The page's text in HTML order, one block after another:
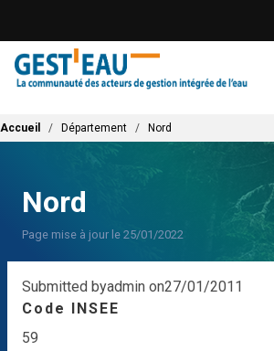
contenu
principal
Fil d'Ariane
Accueil Département Nord
Nord
Page mise à jour le 25/01/2022
Submitted byadmin on27/01/2011
Code INSEE
59